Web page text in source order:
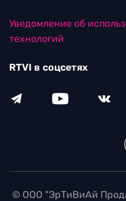
Уведомление об
технологий
RTVI в соцсетях
© ООО "ЭрТиВиАй